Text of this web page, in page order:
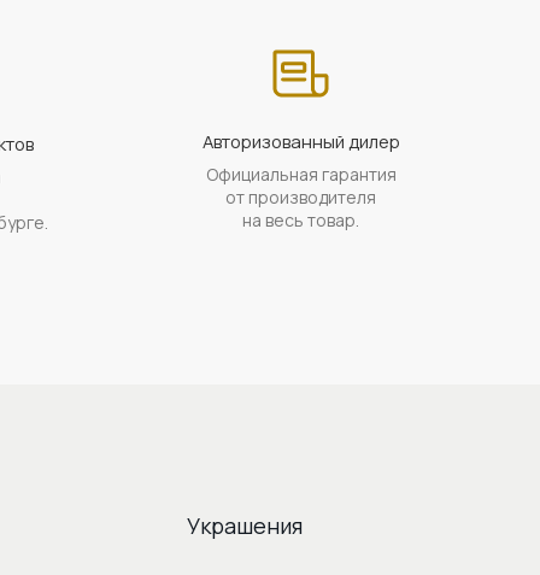
Авторизованный дилер
Официальная гарантия
от производителя
на весь товар.
Украшения